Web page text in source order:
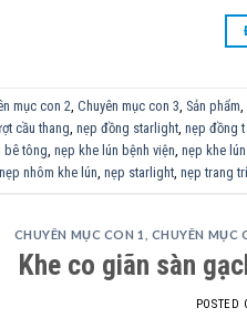
mục con 2, Chuyên mục con 3, Sản phẩm,
cầu thang, nẹp đồng starlight, nẹp đồng t
bê tông, nẹp khe lún bệnh viện, nẹp khe
nẹp nhôm khe lún, nẹp starlight, nẹp trang
CHUYÊN MỤC CON 1 CHUYÊN MỤC
Khe co giãn sàn
POSTED